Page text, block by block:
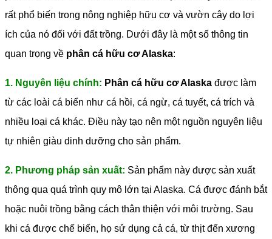
rất phổ biến trong nông nghiệp hữu cơ và vườn cây do lợi
ích của nó đối với đất trồng. Dưới đây là một số thông tin
quan trọng về phân cá hữu cơ Alaska:
1. Nguyên liệu chính: Phân cá hữu cơ Alaska được làm
từ các loài cá biển như cá hồi, cá ngừ, cá tuyết, cá trích và
nhiều loại cá khác. Điều này tạo nên một nguồn nguyên liệu
tự nhiên giàu dinh dưỡng cho sản phẩm.
2. Phương pháp sản xuất: Sản phẩm này được sản xuất
thông qua quá trình quy mô lớn tại Alaska. Cá được đánh bắt
hoặc nuôi trồng bằng cách thân thiện với môi trường. Sau
khi cá được chế biến, họ sử dụng cả cá, từ thịt đến xương